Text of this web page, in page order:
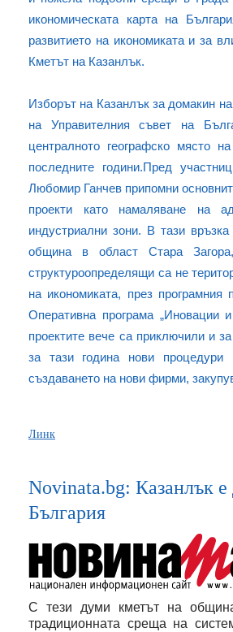
икономическата карта на
развитието на икономиката и за
Кметът на Казанлък.
Изборът на Казанлък за домакин
на Управителния съвет на
централното географско място
последните години.Пред
Любомир Ганчев припомни
проекти като намаляване на
индустриални зони. В тази
община в област Стара
структуроопределящи са не
на икономиката, през
Оперативна програма „Иновации
проектите вече са приключили и
за тази година нови процедури
създаването на нови фирми,
Линк
Novinata.bg: Казанлък
България
С тези думи кметът на
традиционната среща на